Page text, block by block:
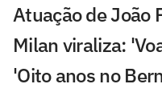
Atuação de João
Milan viraliza:
'Oito anos no